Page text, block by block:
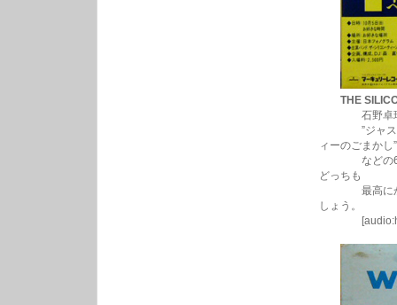
THE
石野卓球も
”ジャスト・
ィーのごまかし”
などの60sポ
どっちも
最高にかわ
しょう。
[audio:http://